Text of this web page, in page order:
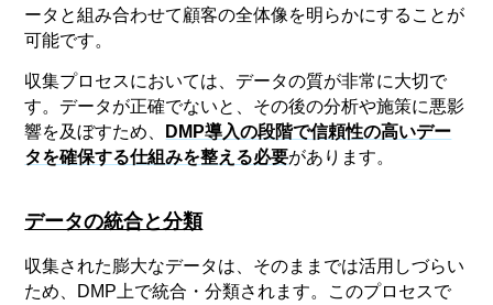
ータと組み合わせて顧客の全体像を明らかにすることが
可能です。
収集プロセスにおいては、データの質が非常に大切で
す。データが正確でないと、その後の分析や施策に悪影
響を及ぼすため、
DMP導入の段階で信頼性の高いデー
タを確保する仕組みを整える必要があります。
データの統合と分類
収集された膨大なデータは、そのままでは活用しづらい
ため、DMP上で統合・分類されます。このプロセスで